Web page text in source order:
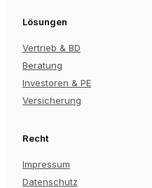
Lösungen
Vertrieb & BD
Beratung
Investoren & PE
Versicherung
Recht
Impressum
Datenschutz